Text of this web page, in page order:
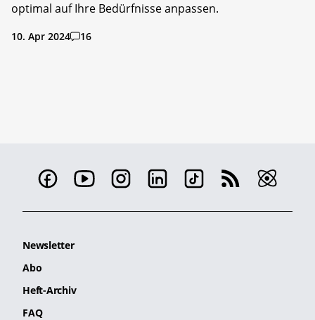
optimal auf Ihre Bedürfnisse anpassen.
10. Apr 2024 16
Newsletter
Abo
Heft-Archiv
FAQ